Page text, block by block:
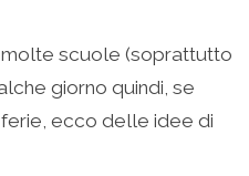
scuole (soprattutto
giorno quindi, se
ecco delle idee di